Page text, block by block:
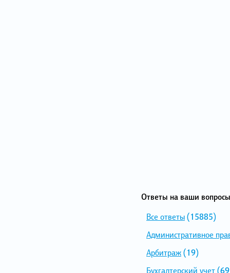
Ответы на ваши
Все ответы(15885)
Административное
Арбитраж(19)
Бухгалтерский учет